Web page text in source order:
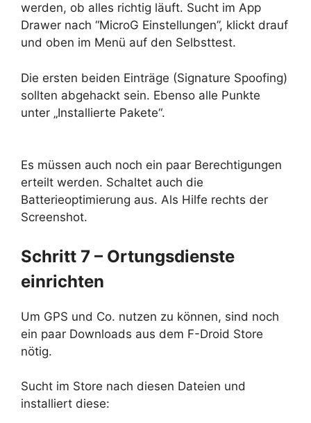
werden, ob alles richtig läuft. Sucht im App
Drawer nach “MicroG Einstellungen”, klickt drauf
und oben im Menü auf den Selbsttest.
Die ersten beiden Einträge (Signature Spoofing)
sollten abgehackt sein. Ebenso alle Punkte
unter „Installierte Pakete“.
Es müssen auch noch ein paar Berechtigungen
erteilt werden. Schaltet auch die
Batterieoptimierung aus. Als Hilfe rechts der
Screenshot.
Schritt 7 – Ortungsdienste
einrichten
Um GPS und Co. nutzen zu können, sind noch
ein paar Downloads aus dem F-Droid Store
nötig.
Sucht im Store nach diesen Dateien und
installiert diese: